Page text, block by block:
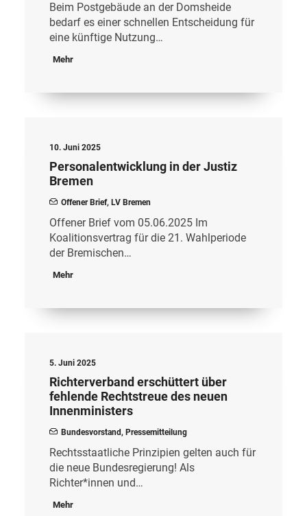
Beim Postgebäude an der Domsheide
bedarf es einer schnellen Entscheidung für
eine künftige Nutzung…
Mehr
10. Juni 2025
Personalentwicklung in der Justiz
Bremen
Offener Brief, LV Bremen
Offener Brief vom 05.06.2025 Im
Koalitionsvertrag für die 21. Wahlperiode
der Bremischen…
Mehr
5. Juni 2025
Richterverband erschüttert über
fehlende Rechtstreue des neuen
Innenministers
Bundesvorstand, Pressemitteilung
Rechtsstaatliche Prinzipien gelten auch für
die neue Bundesregierung! Als
Richter*innen und…
Mehr